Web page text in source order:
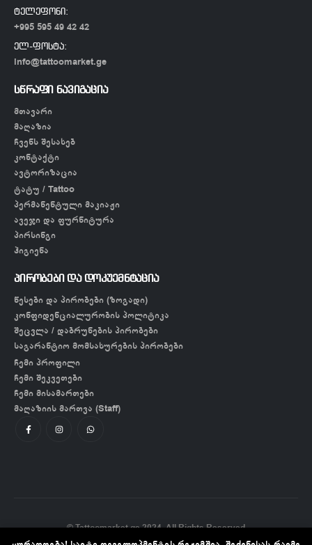
ტელეფონი:
+995 595 49 42 42
ელ-ფოსტა:
info@tattoomarket.ge
სწრაფი ნავიგაცია
მთავარი
მაღაზია
ჩვენს შესახებ
კონტაქტი
ავტორიზაცია
ტატუ / Tattoo
პერმანენტული მაკიაჟი
ავეჯი და ფურნიტურა
პირსინგი
ჰიგიენა
პირობები და დოკუემნტაცია
წესები და პირობები (ზოგადი)
კონფიდენციალურობის პოლიტიკა
შეცვლა / დაბრუნების პირობები
საგარანტიო მომსახურების პირობები
ჩემი პროფილი
ჩემი შეკვეთები
ჩემი მისამართები
მაღაზიის მართვა (Staff)
© Tattoomarket.ge 2024. All Rights Reserved